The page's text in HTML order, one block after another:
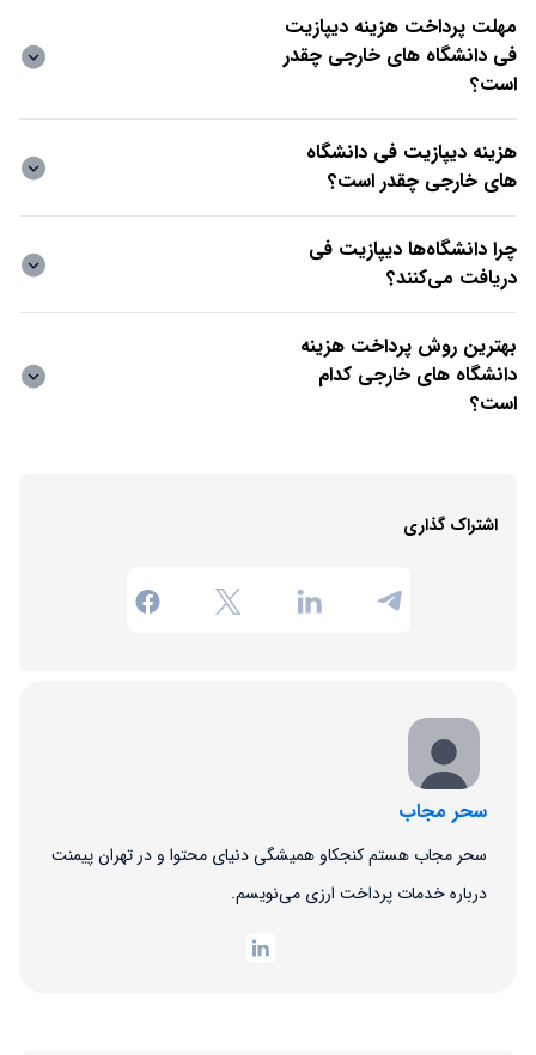
مهلت پرداخت هزینه دیپازیت
فی دانشگاه های خارجی چقدر
است؟
هزینه دیپازیت فی دانشگاه
های خارجی چقدر است؟
چرا دانشگاه‌ها دیپازیت فی
دریافت می‌کنند؟
بهترین روش پرداخت هزینه
دانشگاه های خارجی کدام
است؟
اشتراک گذاری
سحر مجاب
سحر مجاب هستم کنجکاو همیشگی دنیای محتوا و در تهران پیمنت
درباره خدمات پرداخت ارزی می‌نویسم.